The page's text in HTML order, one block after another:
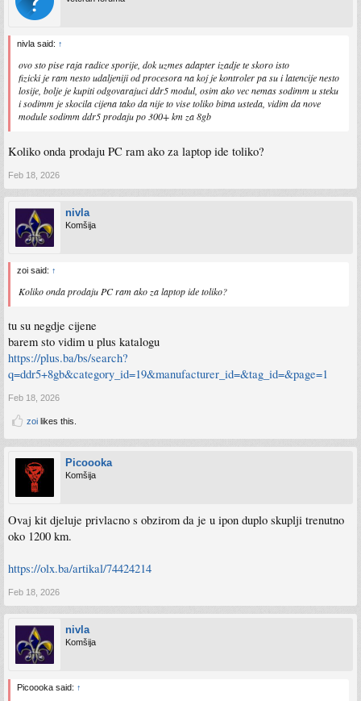
nivla said: ↑
ovo sto pise raja radice sporije, dok uzmes adapter izadje te skoro isto
fizicki je ram nesto udaljeniji od procesora na koj je kontroler pa su i latencije nesto
losije, bolje je kupiti odgovarajuci ddr5 modul, osim ako vec nemas sodimm u steku
i sodimm je skocila cijena tako da nije to vise toliko bitna usteda, vidim da nove
module sodimm ddr5 prodaju po 300+ km za 8gb
Koliko onda prodaju PC ram ako za laptop ide toliko?
Feb 18, 2026
nivla
Komšija
zoi said: ↑
Koliko onda prodaju PC ram ako za laptop ide toliko?
tu su negdje cijene
barem sto vidim u plus katalogu
https://plus.ba/bs/search?
q=ddr5+8gb&category_id=19&manufacturer_id=&tag_id=&page=1
Feb 18, 2026
zoi likes this.
Picoooka
Komšija
Ovaj kit djeluje privlacno s obzirom da je u ipon duplo skuplji trenutno
oko 1200 km.
https://olx.ba/artikal/74424214
Feb 18, 2026
nivla
Komšija
Picoooka said: ↑